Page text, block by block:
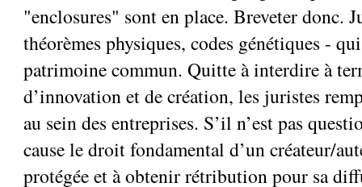
"enclosures" sont en place. Breveter donc.
théorèmes physiques, codes génétiques -
patrimoine commun. Quitte à interdire à
d’innovation et de création, les juristes
au sein des entreprises. S’il n’est pas
cause le droit fondamental d’un créateur/
protégée et à obtenir rétribution pour sa